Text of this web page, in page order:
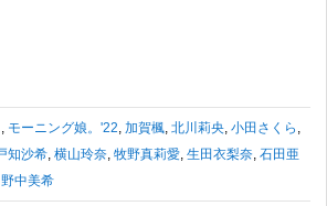
, モーニング娘。'22, 加賀楓, 北川莉央, 小田さくら ,
知沙希, 横山玲奈, 牧野真莉愛, 生田衣梨奈, 石田亜
野中美希